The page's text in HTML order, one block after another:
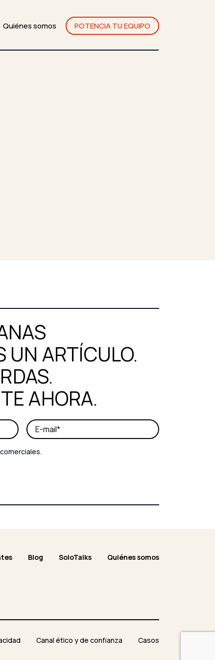
Quiénes somos POTENCIA TU EQUIPO
UN ARTÍCULO.
AHORA.
Blog SoloTalks Quiénes somos
Canal ético y de confianza Casos